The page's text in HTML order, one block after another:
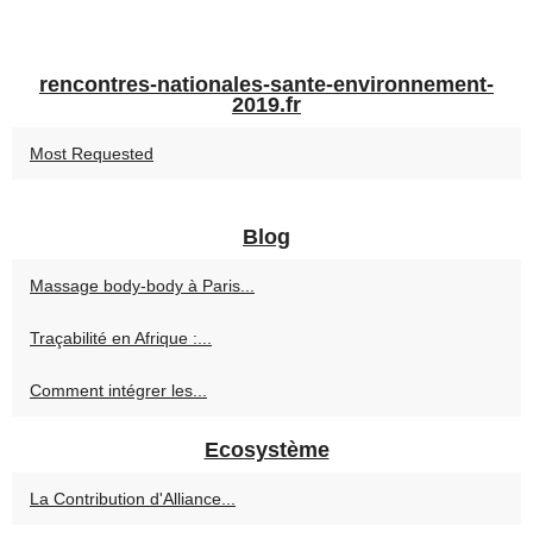
rencontres-nationales-sante-environnement-
2019.fr
Most Requested
Blog
Massage body‑body à Paris...
Traçabilité en Afrique :...
Comment intégrer les...
Ecosystème
La Contribution d'Alliance...